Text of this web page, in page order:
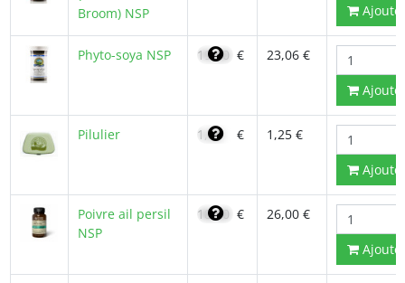
Broom) NSP
Phyto-soya NSP 19,60 € 23,06 €
Pilulier 1,06 € 1,25 €
Poivre ail persil
NSP
18,40 € 26,00 €